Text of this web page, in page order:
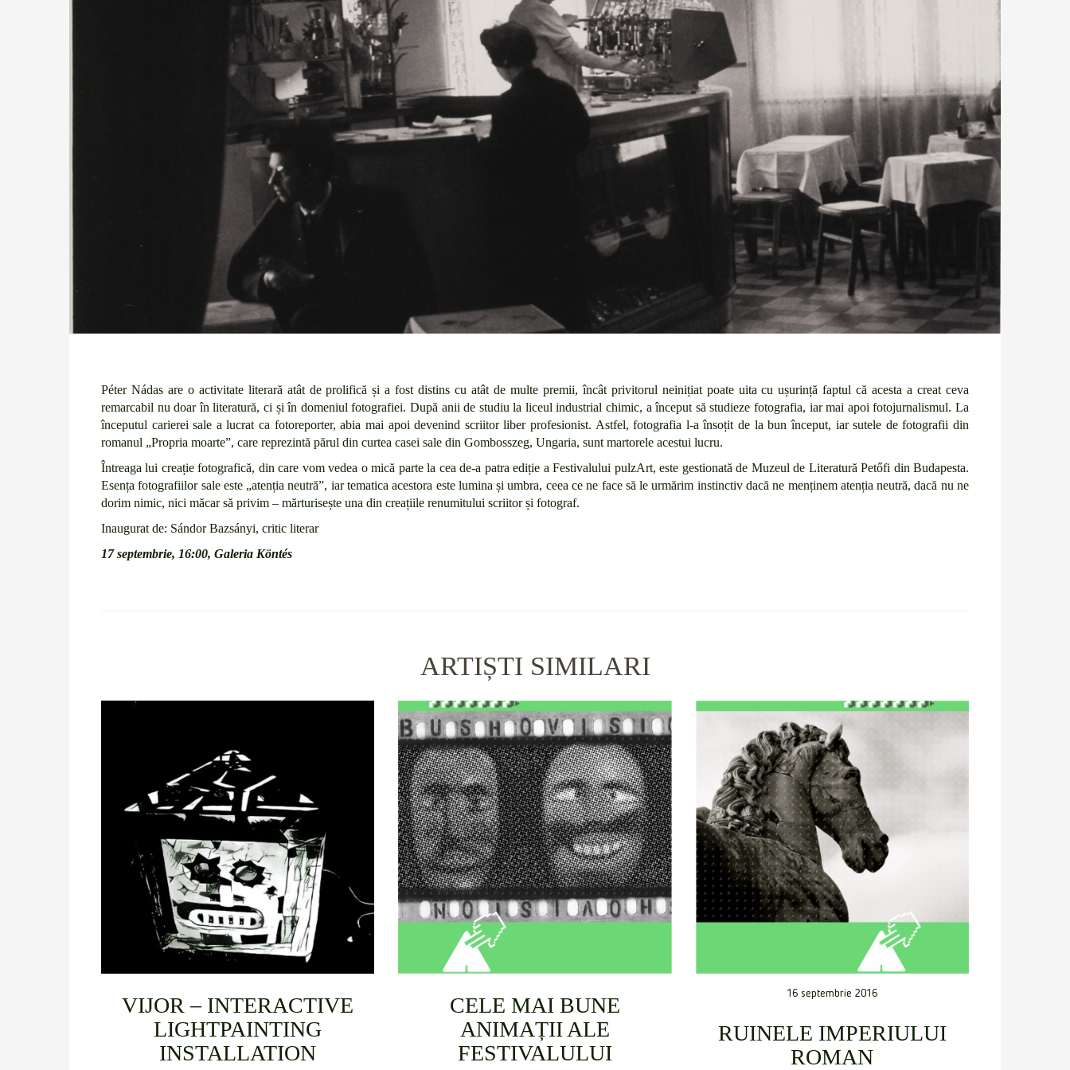
Péter Nádas are o activitate literară atât de prolifică și a fost distins cu atât de multe premii, încât privitorul neinițiat poate uita cu ușurință faptul că acesta a creat ceva
remarcabil nu doar în literatură, ci și în domeniul fotografiei. După anii de studiu la liceul industrial chimic, a început să studieze fotografia, iar mai apoi fotojurnalismul. La
începutul carierei sale a lucrat ca fotoreporter, abia mai apoi devenind scriitor liber profesionist. Astfel, fotografia l-a însoțit de la bun început, iar sutele de fotografii din
romanul „Propria moarte”, care reprezintă părul din curtea casei sale din Gombosszeg, Ungaria, sunt martorele acestui lucru.
Întreaga lui creație fotografică, din care vom vedea o mică parte la cea de-a patra ediție a Festivalului pulzArt, este gestionată de Muzeul de Literatură Petőfi din Budapesta.
Esența fotografiilor sale este „atenția neutră”, iar tematica acestora este lumina și umbra, ceea ce ne face să le urmărim instinctiv dacă ne menținem atenția neutră, dacă nu ne
dorim nimic, nici măcar să privim – mărturisește una din creațiile renumitului scriitor și fotograf.
Inaugurat de: Sándor Bazsányi, critic literar
17 septembrie, 16:00, Galeria Köntés
ARTIȘTI SIMILARI
VIJOR – INTERACTIVE
LIGHTPAINTING
INSTALLATION
CELE MAI BUNE
ANIMAȚII ALE
FESTIVALULUI
16 septembrie 2016
RUINELE IMPERIULUI
ROMAN